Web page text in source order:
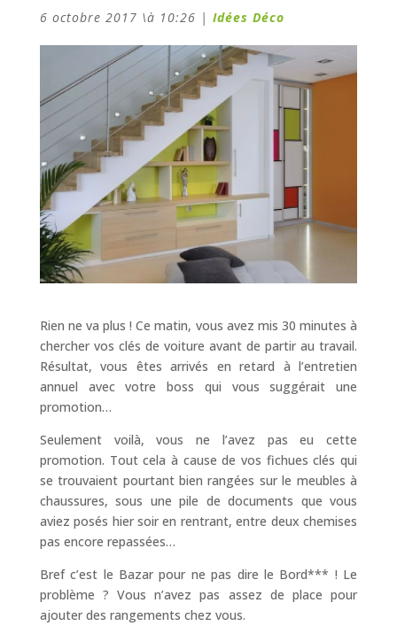
6 octobre 2017 \à 10:26 | Idées Déco
Rien ne va plus ! Ce matin, vous avez mis 30 minutes à
chercher vos clés de voiture avant de partir au travail.
Résultat, vous êtes arrivés en retard à l’entretien
annuel avec votre boss qui vous suggérait une
promotion…
Seulement voilà, vous ne l’avez pas eu cette
promotion. Tout cela à cause de vos fichues clés qui
se trouvaient pourtant bien rangées sur le meubles à
chaussures, sous une pile de documents que vous
aviez posés hier soir en rentrant, entre deux chemises
pas encore repassées…
Bref c’est le Bazar pour ne pas dire le Bord*** ! Le
problème ? Vous n’avez pas assez de place pour
ajouter des rangements chez vous.